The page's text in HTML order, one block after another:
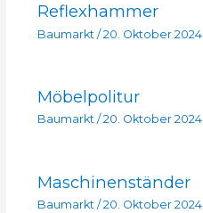
Reflexhammer
Baumarkt /20. Oktober 2024
Möbelpolitur
Baumarkt/ 20. Oktober 2024
Maschinenständer
Baumarkt/ 20. Oktober 2024